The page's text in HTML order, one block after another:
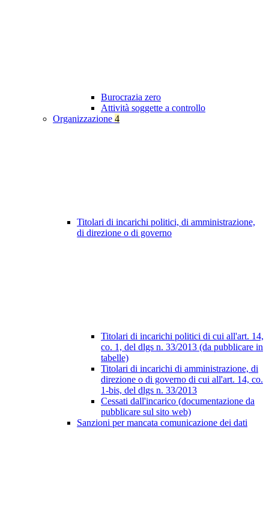
Burocrazia zero
Attività soggette a controllo
Organizzazione 4
Titolari di incarichi politici, di amministrazione,
di direzione o di governo
Titolari di incarichi politici di cui all'art. 14,
co. 1, del dlgs n. 33/2013 (da pubblicare in
tabelle)
Titolari di incarichi di amministrazione, di
direzione o di governo di cui all'art. 14, co.
1-bis, del dlgs n. 33/2013
Cessati dall'incarico (documentazione da
pubblicare sul sito web)
Sanzioni per mancata comunicazione dei dati